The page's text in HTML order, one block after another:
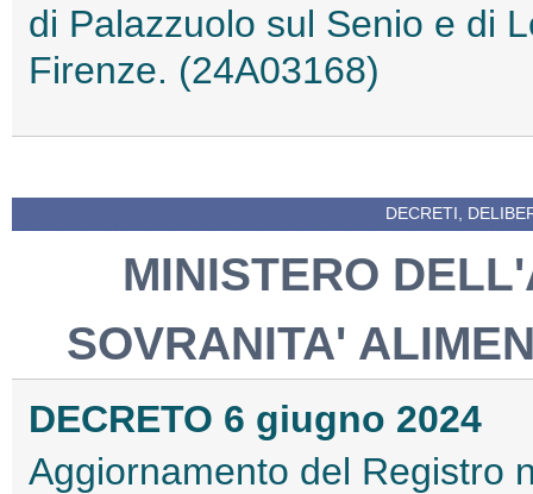
di Palazzuolo sul Senio e di
Firenze. (24A03168)
DECRETI,
MINISTERO
SOVRANITA'
DECRETO 6 giugno 2024
Aggiornamento del Registro